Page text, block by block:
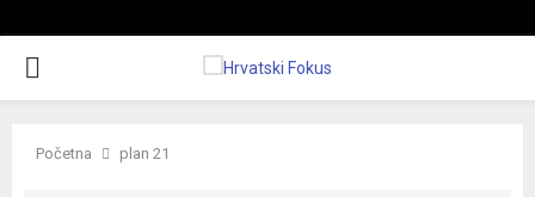
P
Početna plan 21